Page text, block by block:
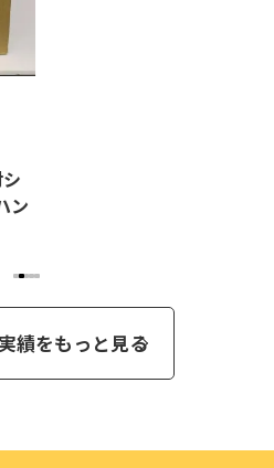
ン
績をもっと見る